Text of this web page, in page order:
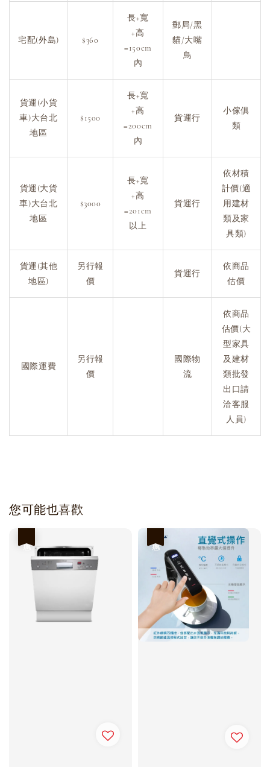
宅配(外島) $360
長+寬
+高
=150cm
內
郵局/黑
貓/大嘴
鳥
貨運(小貨
車)大台北
地區
$1500
長+寬
+高
=200cm
內
貨運行
小傢俱
類
貨運(大貨
車)大台北
地區
$3000
長+寬
+高
=201cm
以上
貨運行
依材積
計價(適
用建材
類及家
具類)
貨運(其他
地區)
另行報
價
貨運行
依商品
估價
國際運費
另行報
價
國際物
流
依商品
估價(大
型家具
及建材
類批發
出口請
洽客服
人員)
您可能也喜歡